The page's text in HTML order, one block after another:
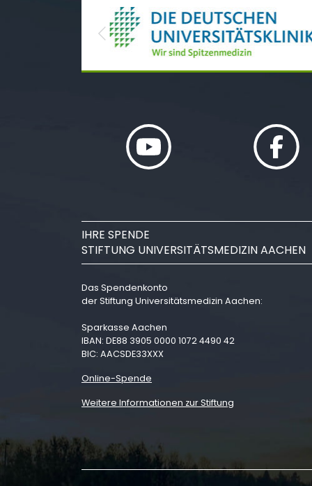
Previous
IHRE SPENDE
STIFTUNG UNIVERSITÄTSMEDIZIN AACHEN
Das Spendenkonto
der Stiftung Universitätsmedizin Aachen:
Sparkasse Aachen
IBAN: DE88 3905 0000 1072 4490 42
BIC: AACSDE33XXX
Online-Spende
Weitere Informationen zur Stiftung